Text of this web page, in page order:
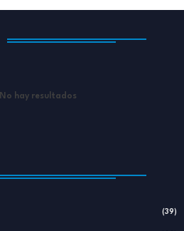
No hay resultados
(39)